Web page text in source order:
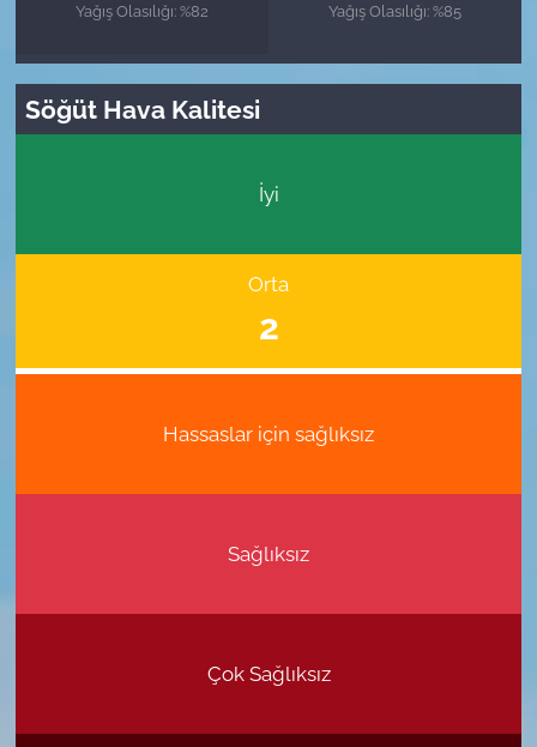
Yağış Olasılığı: %82
Yağış Olasılığı: %85
Söğüt Hava Kalitesi
İyi
Orta
2
Hassaslar için sağlıksız
Sağlıksız
Çok Sağlıksız